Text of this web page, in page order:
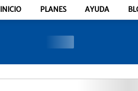
INICIO PLANES AYUDA